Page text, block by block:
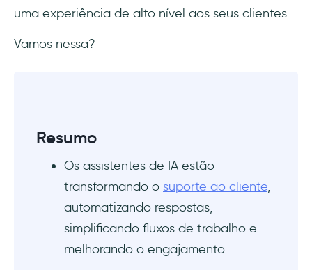
uma experiência de alto nível aos seus clientes.
Vamos nessa?
Resumo
Os assistentes de IA estão
transformando o suporte ao cliente,
automatizando respostas,
simplificando fluxos de trabalho e
melhorando o engajamento.